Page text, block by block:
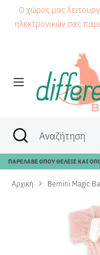
Μετάβαση
Ο χώρος μας
ηλεκτρονικών σας
Αναζήτηση
ΑναζήτησηΑναζήτηση
Κλείσιμο
αναζήτησης
ΟΠΟΥ ΘΕΛΕΙΣ ΚΑΙ ΟΠΟΤΕ
Αρχική Bemini Magic